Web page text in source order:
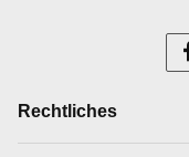
Rechtliches